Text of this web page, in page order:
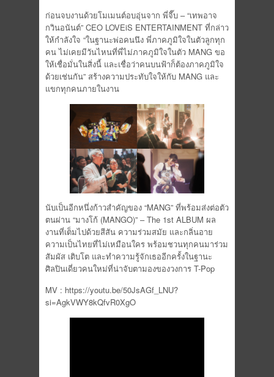
ก่อนจบงานด้วยโมเมนต์อบอุ่นจาก พี่จี๊บ – “เทพอาจ
กวินอนันต์” CEO LOVEiS ENTERTAINMENT ที่กล่าว
ให้กำลังใจ “ในฐานะพ่อคนนึง พี่ภาคภูมิใจในตัวลูกทุก
คน ไม่เคยมีวันไหนที่พี่ไม่ภาคภูมิใจในตัว MANG ขอ
ให้เชื่อมั่นในสิ่งนี้ และเชื่อว่าคนบนฟ้าก็ต้องภาคภูมิใจ
ด้วยเช่นกัน” สร้างความประทับใจให้กับ MANG และ
แขกทุกคนภายในงาน
นับเป็นอีกหนึ่งก้าวสำคัญของ “MANG” ที่พร้อมส่งต่อตัว
ตนผ่าน “มางโก้ (MANGO)” – The 1st ALBUM ผล
งานที่เต็มไปด้วยสีสัน ความร่วมสมัย และกลิ่นอาย
ความเป็นไทยที่ไม่เหมือนใคร พร้อมชวนทุกคนมาร่วม
สัมผัส เติบโต และทำความรู้จักเธออีกครั้งในฐานะ
ศิลปินเดี่ยวคนใหม่ที่น่าจับตามองของวงการ T-Pop
MV : https://youtu.be/50JsAGf_LNU?
si=AgkVWY8kQfvR0XgO